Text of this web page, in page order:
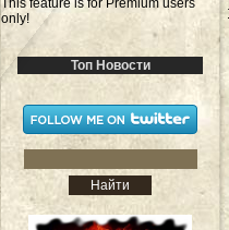
This feature is for Premium users
only!
Топ Новости